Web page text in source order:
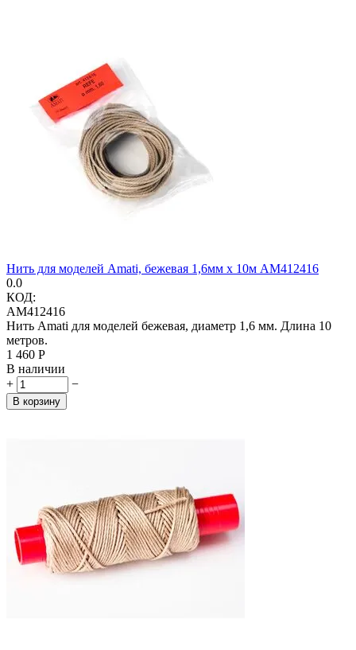
Нить для моделей Amati, бежевая 1,6мм х 10м AM412416
0.0
КОД:
AM412416
Нить Amati для моделей бежевая, диаметр 1,6 мм. Длина 10
метров.
1 460 Р
В наличии
+
−
В корзину